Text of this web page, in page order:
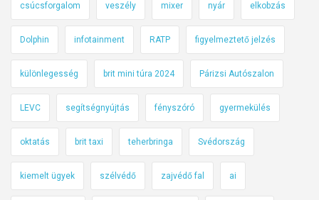
csúcsforgalom veszély mixer nyár elkobzás
Dolphin infotainment RATP figyelmeztető jelzés
különlegesség brit mini túra 2024 Párizsi Autószalon
LEVC segítségnyújtás fényszóró gyermekülés
oktatás brit taxi teherbringa Svédország
kiemelt ügyek szélvédő zajvédő fal ai